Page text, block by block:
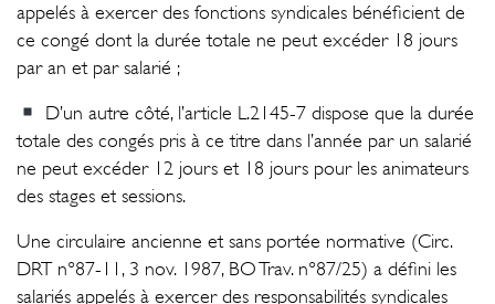
appelés à exercer des fonctions syndicales bénéficient de
ce congé dont la durée totale ne peut excéder 18 jours
par an et par salarié ;
D’un autre côté, l’article L.2145-7 dispose que la durée
totale des congés pris à ce titre dans l’année par un salarié
ne peut excéder 12 jours et 18 jours pour les animateurs
des stages et sessions.
Une circulaire ancienne et sans portée normative (Circ.
DRT n°87-11, 3 nov. 1987, BO Trav. n°87/25) a défini les
salariés appelés à exercer des responsabilités syndicales